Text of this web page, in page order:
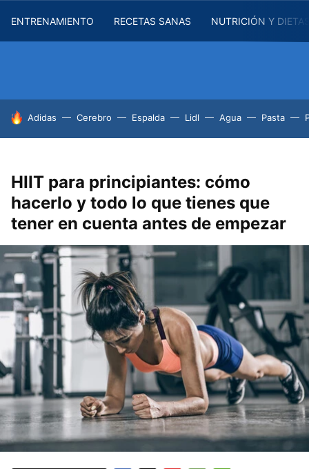
ENTRENAMIENTO RECETAS SANAS NUTRICIÓN Y
HOY SE HABLA DE
Adidas Cerebro Espalda Lidl Agua Pasta
HIIT para principiantes: cómo
hacerlo y todo lo que tienes que
tener en cuenta antes de empezar